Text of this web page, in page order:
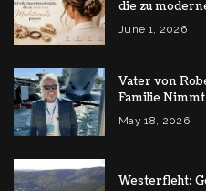
die zu
June 1, 2026
Vater von
Familie
May 18, 2026
Westerfleht: